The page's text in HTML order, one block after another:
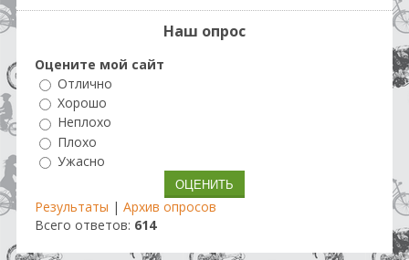
Наш опрос
Оцените мой сайт
Отлично
Хорошо
Неплохо
Плохо
Ужасно
Результаты | Архив опросов
Всего ответов: 614